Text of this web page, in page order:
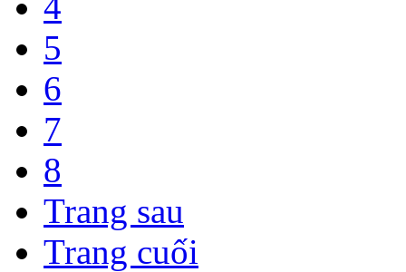
5
6
7
8
Trang sau
Trang cuối